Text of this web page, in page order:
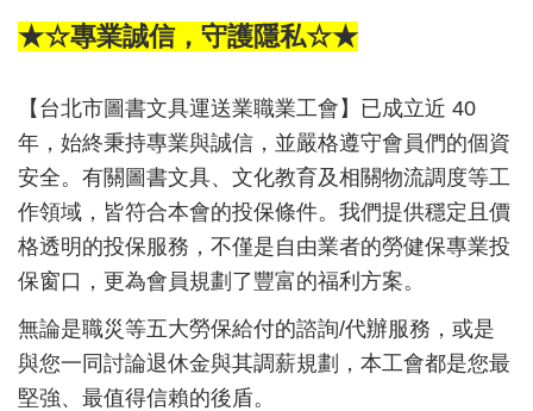
★☆專業誠信，守護隱私☆★
【台北市圖書文具運送業職業工會】已成立近 40
年，始終秉持專業與誠信，並嚴格遵守會員們的個資
安全。有關圖書文具、文化教育及相關物流調度等工
作領域，皆符合本會的投保條件。我們提供穩定且價
格透明的投保服務，不僅是自由業者的勞健保專業投
保窗口，更為會員規劃了豐富的福利方案。
無論是職災等五大勞保給付的諮詢/代辦服務，或是
與您一同討論退休金與其調薪規劃，本工會都是您最
堅強、最值得信賴的後盾。